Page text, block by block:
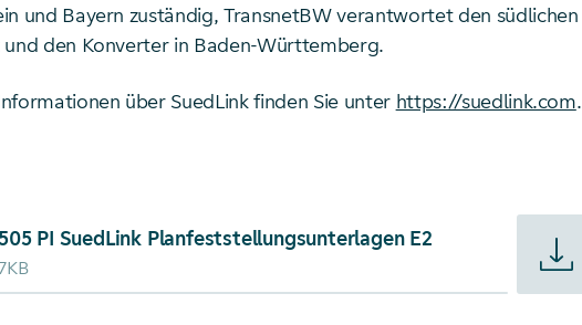
und Bayern zuständig, TransnetBW verantwortet den südlichen
und den Konverter in Baden-Württemberg.
über SuedLink finden Sie unter https://suedlink.com.
von: 20230505 PI SuedLink Planfeststellungsunterlagen E2
PI SuedLink Planfeststellungsunterlagen E2